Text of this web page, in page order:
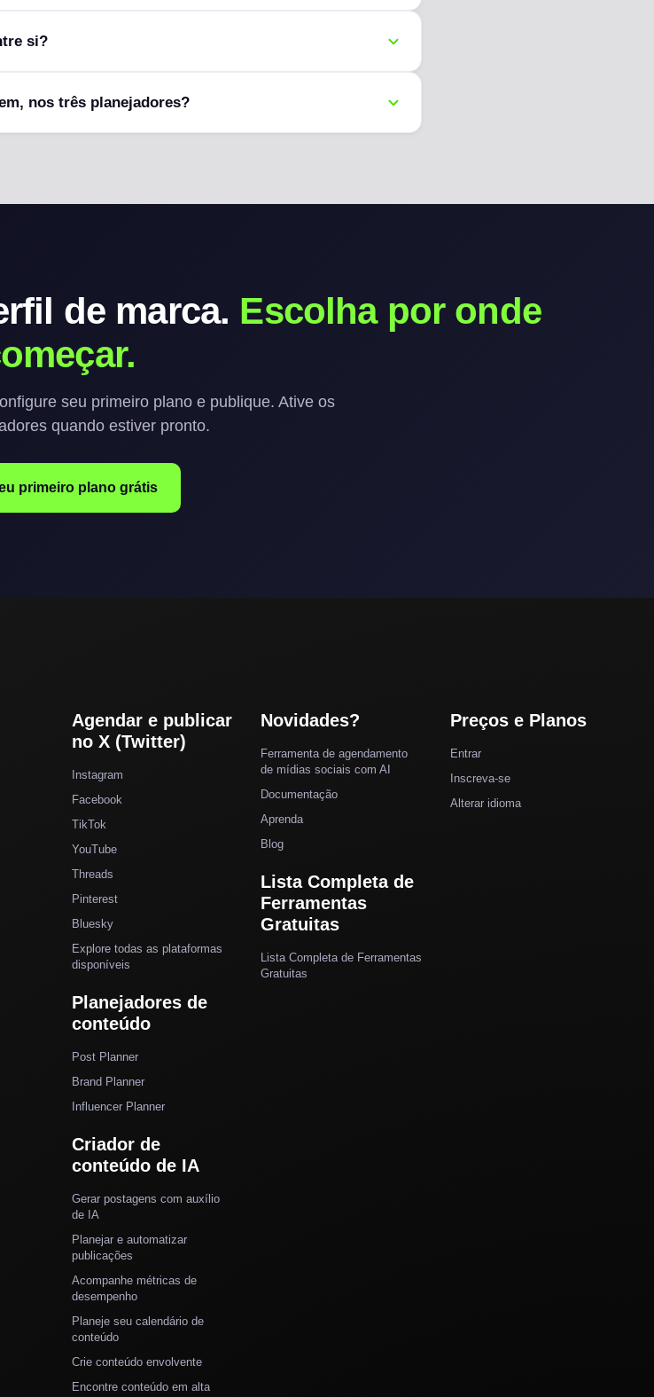
si?
nos três planejadores?
de marca. Escolha por onde
seu primeiro plano e publique. Ative os
quando estiver pronto.
primeiro plano grátis
Agendar e publicar
no X (Twitter)
Instagram
Facebook
TikTok
YouTube
Threads
Pinterest
Bluesky
Explore todas as plataformas
disponíveis
Planejadores de
conteúdo
Post Planner
Brand Planner
Influencer Planner
Criador de
conteúdo de IA
Gerar postagens com auxílio
de IA
Planejar e automatizar
publicações
Acompanhe métricas de
desempenho
Planeje seu calendário de
conteúdo
Crie conteúdo envolvente
Encontre conteúdo em alta
Novidades?
Ferramenta de agendamento
de mídias sociais com AI
Documentação
Aprenda
Blog
Lista Completa de
Ferramentas
Gratuitas
Lista Completa de Ferramentas
Gratuitas
Preços e Planos
Entrar
Inscreva-se
Alterar idioma